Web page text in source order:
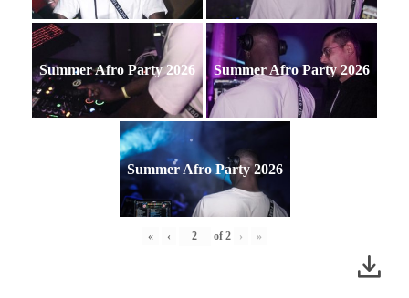
Summer Afro Party 2026 Summer Afro Party 2026
Summer Afro Party 2026
« ‹ of 2 › »